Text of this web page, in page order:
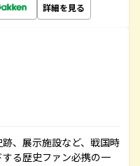
詳細を見る
、展示施設など、戦国時
る歴史ファン必携の一